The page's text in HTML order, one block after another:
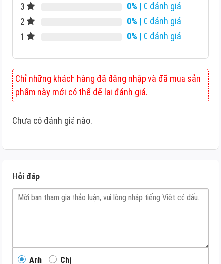
3
0% | 0 đánh giá
2
0% | 0 đánh giá
1
0% | 0 đánh giá
Chỉ những khách hàng đã đăng nhập và đã mua sản
phẩm này mới có thể để lại đánh giá.
Chưa có đánh giá nào.
Hỏi đáp
Anh Chị